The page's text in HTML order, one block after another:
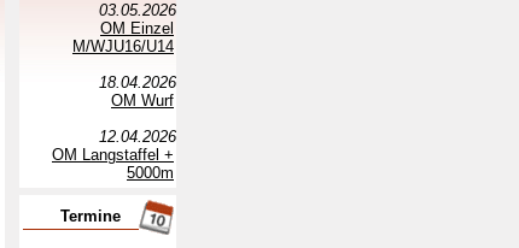
03.05.2026
OM Einzel
M/WJU16/U14
18.04.2026
OM Wurf
12.04.2026
OM Langstaffel +
5000m
Termine